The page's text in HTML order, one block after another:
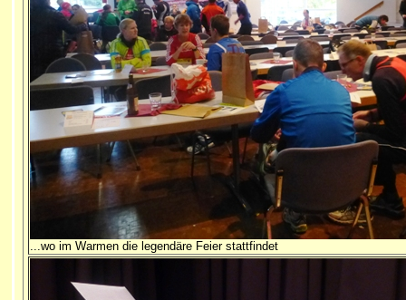
...wo im Warmen die legendäre Feier stattfindet